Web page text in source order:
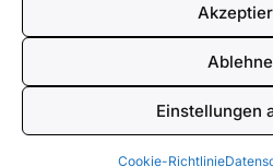
Einstellungen
Cookie-Richtlinie
© 2026 tattoo-vorlagen.com. All
Made with
für Tattoo